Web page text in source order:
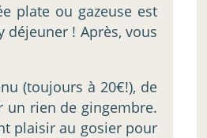
plate ou gazeuse est
déjeuner ! Après, vous
(toujours à 20€!), de
un rien de gingembre.
plaisir au gosier pour